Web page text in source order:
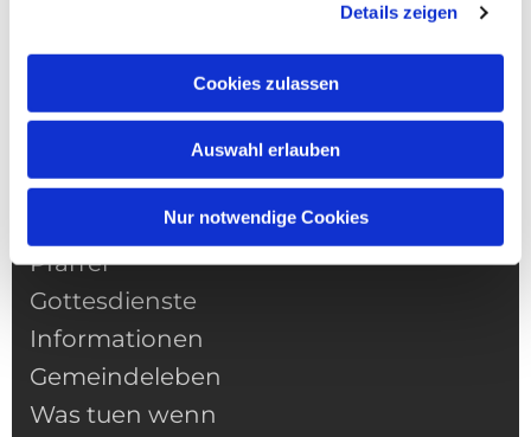
Details zeigen
Cookies zulassen
Auswahl erlauben
Nur notwendige Cookies
NAVIGATION
Pfarrei
Gottesdienste
Informationen
Gemeindeleben
Was tuen wenn